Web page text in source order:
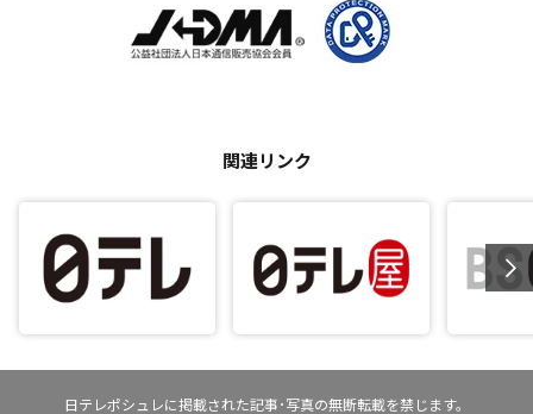
関連リンク
日テレポシュレに掲載された記事･写真の無断転載を禁じます。